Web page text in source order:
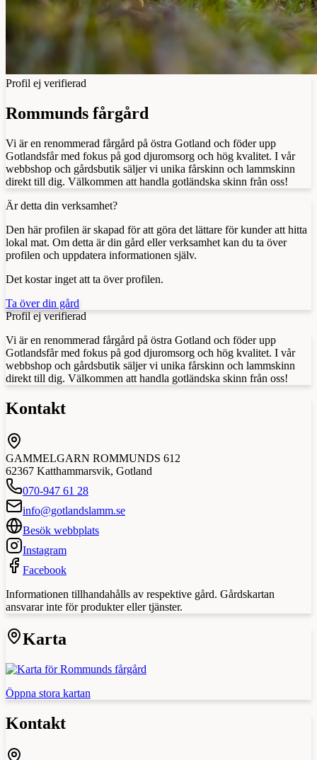
Profil ej verifierad
Rommunds fårgård
Vi är en renommerad fårgård på östra Gotland och föder upp
Gotlandsfår med fokus på god djuromsorg och hög kvalitet. I vår
webbshop och gårdsbutik säljer vi unika fårskinn och lammskinn
direkt till dig. Välkommen att handla gotländska skinn från oss!
Är detta din verksamhet?
Den här profilen är skapad för att göra det lättare för kunder att hitta
lokal mat. Om detta är din gård eller verksamhet kan du ta över
profilen och uppdatera informationen själv.
Det kostar inget att ta över profilen.
Ta över din gård
Profil ej verifierad
Vi är en renommerad fårgård på östra Gotland och föder upp
Gotlandsfår med fokus på god djuromsorg och hög kvalitet. I vår
webbshop och gårdsbutik säljer vi unika fårskinn och lammskinn
direkt till dig. Välkommen att handla gotländska skinn från oss!
Kontakt
GAMMELGARN ROMMUNDS 612
62367 Katthammarsvik, Gotland
070-947 61 28
info@gotlandslamm.se
Besök webbplats
Instagram
Facebook
Informationen tillhandahålls av respektive gård. Gårdskartan
ansvarar inte för produkter eller tjänster.
Karta
Öppna stora kartan
Kontakt